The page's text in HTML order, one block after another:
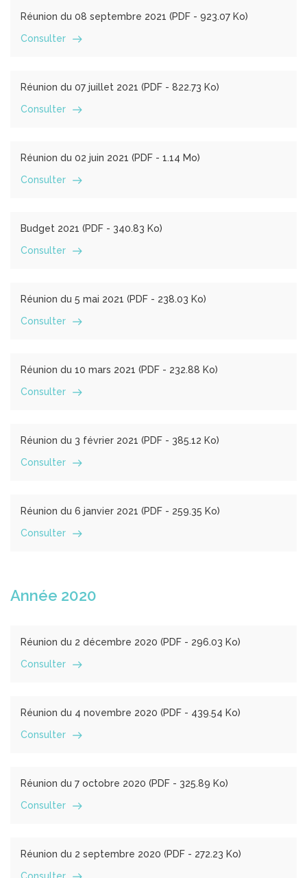
Réunion du 08 septembre 2021 (PDF - 923.07 Ko)
Consulter
Réunion du 07 juillet 2021 (PDF - 822.73 Ko)
Consulter
Réunion du 02 juin 2021 (PDF - 1.14 Mo)
Consulter
Budget 2021 (PDF - 340.83 Ko)
Consulter
Réunion du 5 mai 2021 (PDF - 238.03 Ko)
Consulter
Réunion du 10 mars 2021 (PDF - 232.88 Ko)
Consulter
Réunion du 3 février 2021 (PDF - 385.12 Ko)
Consulter
Réunion du 6 janvier 2021 (PDF - 259.35 Ko)
Consulter
Année 2020
Réunion du 2 décembre 2020 (PDF - 296.03 Ko)
Consulter
Réunion du 4 novembre 2020 (PDF - 439.54 Ko)
Consulter
Réunion du 7 octobre 2020 (PDF - 325.89 Ko)
Consulter
Réunion du 2 septembre 2020 (PDF - 272.23 Ko)
Consulter